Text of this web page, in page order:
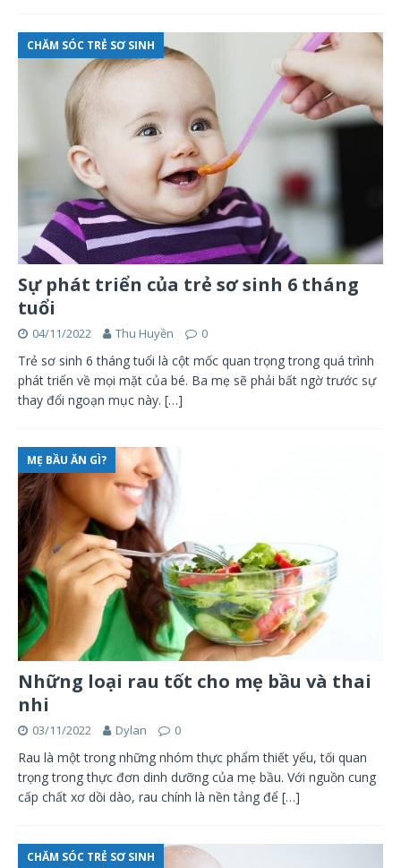
CHĂM SÓC TRẺ SƠ SINH
Sự phát triển của trẻ sơ sinh 6 tháng
tuổi
04/11/2022 Thu Huyền 0
Trẻ sơ sinh 6 tháng tuổi là cột mốc quan trọng trong quá trình
phát triển về mọi mặt của bé. Ba mẹ sẽ phải bất ngờ trước sự
thay đổi ngoạn mục này. […]
MẸ BẦU ĂN GÌ?
Những loại rau tốt cho mẹ bầu và thai
nhi
03/11/2022 Dylan 0
Rau là một trong những nhóm thực phẩm thiết yếu, tối quan
trọng trong thực đơn dinh dưỡng của mẹ bầu. Với nguồn cung
cấp chất xơ dồi dào, rau chính là nền tảng để […]
CHĂM SÓC TRẺ SƠ SINH